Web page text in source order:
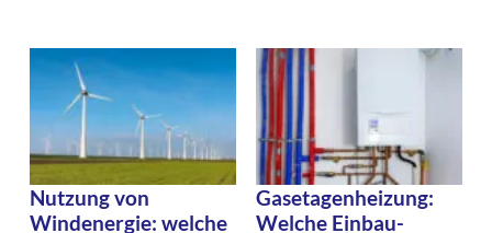
Nutzung von
Windenergie: welche
Gasetagenheizung:
Welche Einbau-